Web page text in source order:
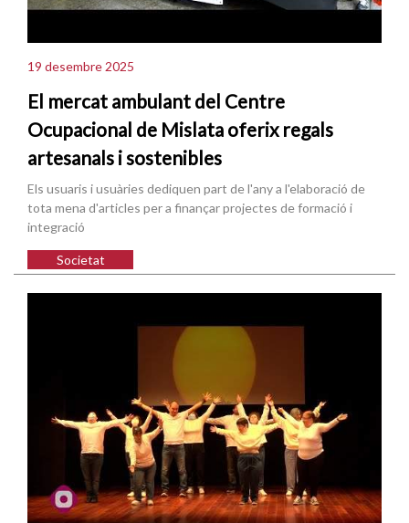
19 desembre 2025
El mercat ambulant del Centre
Ocupacional de Mislata oferix regals
artesanals i sostenibles
Els usuaris i usuàries dediquen part de l'any a l'elaboració de
tota mena d'articles per a finançar projectes de formació i
integració
Societat